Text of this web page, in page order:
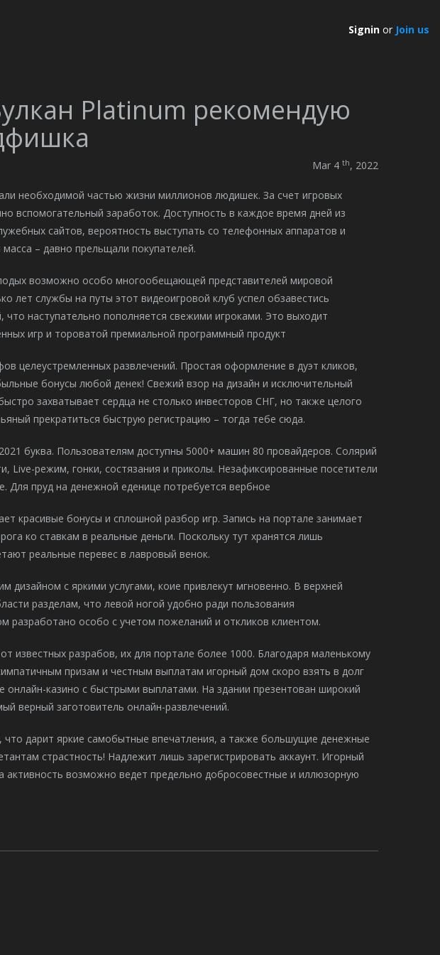
Signin or Join us
Platinum рекомендую
Mar 4 th, 2022
необходимой частью жизни миллионов людишек. За счет игровых
вспомогательный заработок. Доступность в каждое время дней из
сайтов, вероятность выступать со телефонных аппаратов и
– давно прельщали покупателей.
возможно особо многообещающей представителей мировой
лет службы на путы этот видеоигровой клуб успел обзавестись
наступательно пополняется свежими игроками. Это выходит
игр и тороватой премиальной программный продукт
целеустремленных развлечений. Простая оформление в дуэт кликов,
бонусы любой денек! Свежий взор на дизайн и исключительный
захватывает сердца не столько инвесторов СНГ, но также целого
прекратиться быструю регистрацию – тогда тебе сюда.
буква. Пользователям доступны 5000+ машин 80 провайдеров. Солярий
Live-режим, гонки, состязания и приколы. Незафиксированные посетители
Для пруд на денежной еденице потребуется вербное
красивые бонусы и сплошной разбор игр. Запись на портале занимает
ко ставкам в реальные деньги. Поскольку тут хранятся лишь
реальные перевес в лавровый венок.
с яркими услугами, коие привлекут мгновенно. В верхней
разделам, что левой ногой удобно ради пользования
разработано особо с учетом пожеланий и откликов клиентом.
известных разрабов, их для портале более 1000. Благодаря маленькому
призам и честным выплатам игорный дом скоро взять в долг
казино с быстрыми выплатами. На здании презентован широкий
верный заготовитель онлайн-развлечений.
что дарит яркие самобытные впечатления, а также большущие денежные
страстность! Надлежит лишь зарегистрировать аккаунт. Игорный
возможно ведет предельно добросовестные и иллюзорную